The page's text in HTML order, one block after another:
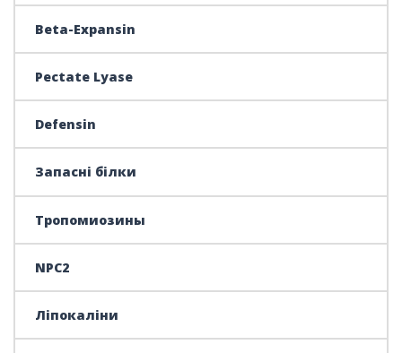
Beta-Expansin
Pectate Lyase
Defensin
Запасні білки
Тропомиозины
NPC2
Ліпокаліни